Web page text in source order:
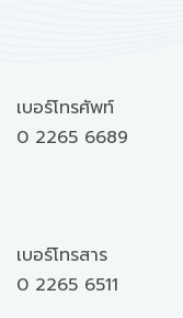
เบอร์โทรศัพท์
0 2265 6689
เบอร์โทรสาร
0 2265 6511